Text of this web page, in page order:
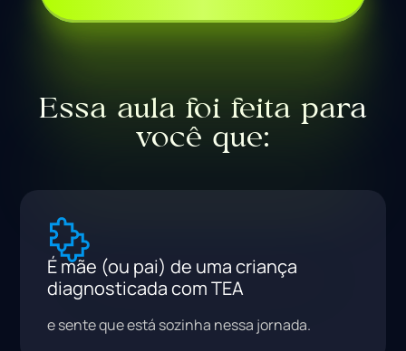
Essa aula foi feita para
você que:
É mãe (ou pai) de uma criança
diagnosticada com TEA
e sente que está sozinha nessa jornada.